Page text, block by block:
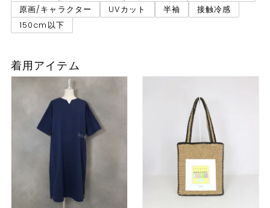
原画/キャラクター
UVカット 半袖
接触冷感
150cm以下
着用アイテム